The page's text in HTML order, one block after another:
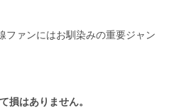
ファンにはお馴染みの重要ジャン
損はありません。